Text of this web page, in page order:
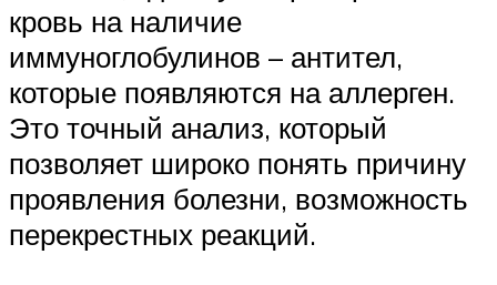
кровь на наличие
иммуноглобулинов – антител,
которые появляются на аллерген.
Это точный анализ, который
позволяет широко понять причину
проявления болезни, возможность
перекрестных реакций.